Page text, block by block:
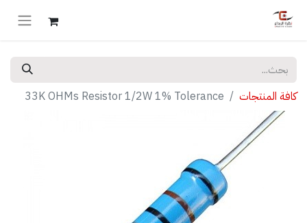
كافة المنتجات 33K OHMs Resistor 1/2W 1% Tolerance